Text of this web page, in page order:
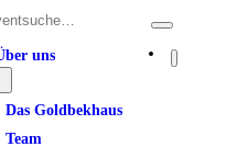
uns
Das Goldbekhaus
Team